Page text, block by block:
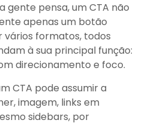
gente pensa, um CTA não
apenas um botão
vários formatos, todos
à sua principal função:
direcionamento e foco.
CTA pode assumir a
imagem, links em
sidebars, por